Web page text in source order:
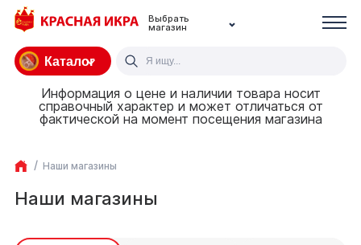
Выбрать
магазин
Каталог
Информация о цене и наличии товара носит
справочный характер и может отличаться от
фактической на момент посещения магазина
Наши магазины
Наши магазины